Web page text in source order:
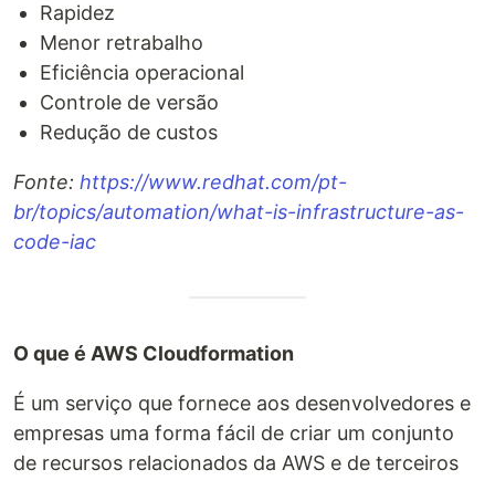
Rapidez
Menor retrabalho
Eficiência operacional
Controle de versão
Redução de custos
Fonte: https://www.redhat.com/pt-
br/topics/automation/what-is-infrastructure-as-
code-iac
O que é AWS Cloudformation
É um serviço que fornece aos desenvolvedores e
empresas uma forma fácil de criar um conjunto
de recursos relacionados da AWS e de terceiros